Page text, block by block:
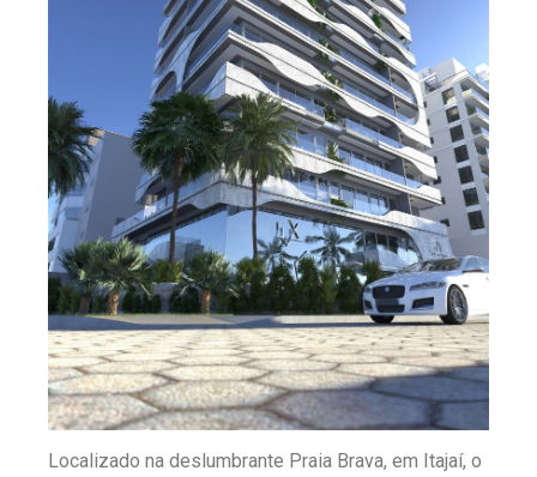
Localizado na deslumbrante Praia Brava, em Itajaí, o